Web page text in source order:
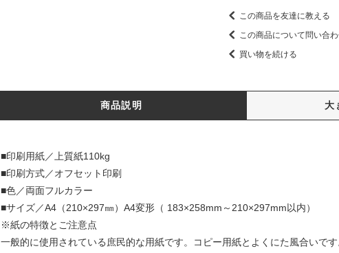
この商品を友達に教える
この商品について問い合
買い物を続ける
商品説明 大
■印刷用紙／上質紙110kg
■印刷方式／オフセット印刷
■色／両面フルカラー
■サイズ／A4（210×297㎜）A4変形（ 183×258mm～210×297mm以内）
※紙の特徴とご注意点
一般的に使用されている庶民的な用紙です。コピー用紙とよくにた風合いで